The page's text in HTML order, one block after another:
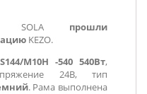
SOLA прошли
KEZO.
М10Н -540 540Вт,
24В, тип
. Рама выполнена